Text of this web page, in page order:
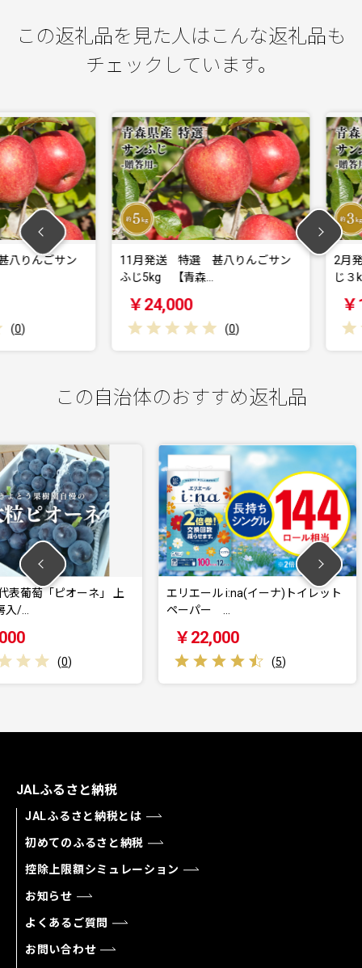
この返礼品を見た人はこんな返礼品も
チェックしています。
ごサン
11月発送 特選 甚八りんごサン
ふじ5kg 【青森…
￥24,000
( 0)
2月発送
じ３kg
￥
この自治体のおすすめ返礼品
ネ」 上
エリエール i:na(イーナ)トイレット
( 5 )
エリエー
JALふるさと納税
JALふるさと納税とは
初めてのふるさと納税
控除上限額シミュレーション
お知らせ
よくあるご質問
お問い合わせ